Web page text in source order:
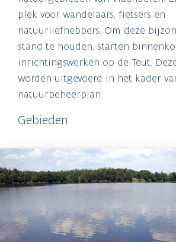
plek voor wandelaars, fietsers en
natuurliefhebbers. Om deze
stand te houden, starten
inrichtingswerken op de Teut.
worden uitgevoerd in het kader
natuurbeheerplan.
Gebieden